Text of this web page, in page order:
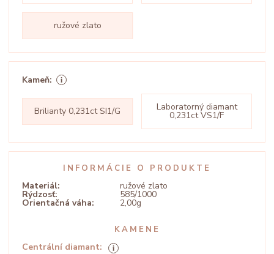
ružové zlato
Kameň:
Brilianty 0,231ct SI1/G Laboratorný diamant
0,231ct VS1/F
INFORMÁCIE O PRODUKTE
Materiál: ružové zlato
Rýdzosť: 585/1000
Orientačná váha: 2,00g
KAMENE
Centrální diamant: